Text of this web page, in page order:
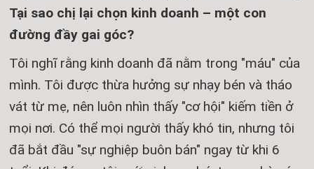
Tại sao chị lại chọn kinh doanh – một con
đường đầy gai góc?
Tôi nghĩ rằng kinh doanh đã nằm trong "máu" của
mình. Tôi được thừa hưởng sự nhạy bén và tháo
vát từ mẹ, nên luôn nhìn thấy "cơ hội" kiếm tiền ở
mọi nơi. Có thể mọi người thấy khó tin, nhưng tôi
đã bắt đầu "sự nghiệp buôn bán" ngay từ khi 6